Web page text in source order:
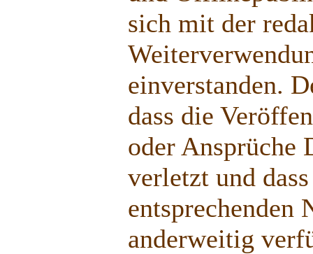
sich mit der
einverstanden.
dass die
oder Ansprüche
verletzt und
entsprechenden
anderweitig